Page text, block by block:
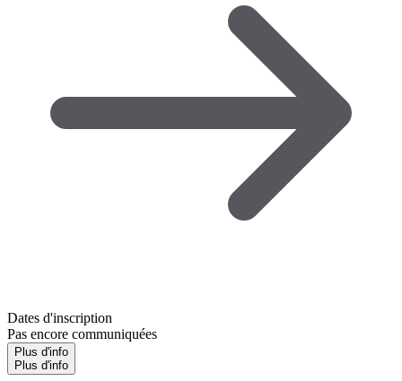
Dates d'inscription
Pas encore communiquées
Plus d'info
Plus d'info